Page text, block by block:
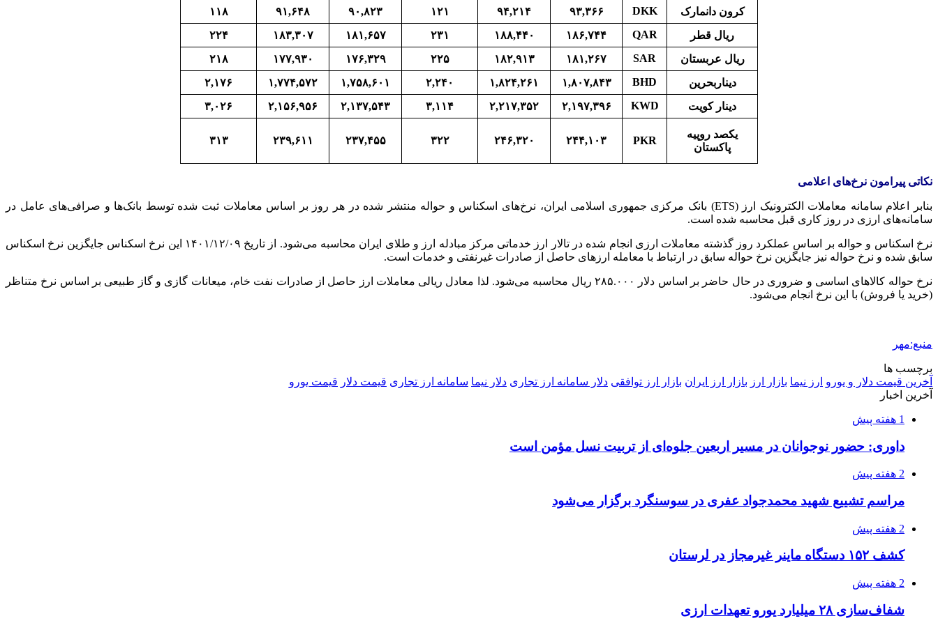
کرون دانمارک
DKK ۹۳,۳۶۶ ۹۴,۲۱۴ ۱۲۱ ۹۰,۸۲۳ ۹۱,۶۴۸
۱۱۸
ریال قطر
QAR ۱۸۶,۷۴۴ ۱۸۸,۴۴۰ ۲۳۱ ۱۸۱,۶۵۷ ۱۸۳,۳۰۷
۲۲۴
ریال عربستان
SAR ۱۸۱,۲۶۷ ۱۸۲,۹۱۳ ۲۲۵ ۱۷۶,۳۲۹ ۱۷۷,۹۳۰
۲۱۸
دیناربحرین
BHD ۱,۸۰۷,۸۴۳ ۱,۸۲۴,۲۶۱ ۲,۲۴۰ ۱,۷۵۸,۶۰۱ ۱,۷۷۴,۵۷۲
۲,۱۷۶
دینار کویت
KWD ۲,۱۹۷,۳۹۶ ۲,۲۱۷,۳۵۲ ۳,۱۱۴ ۲,۱۳۷,۵۴۳ ۲,۱۵۶,۹۵۶ ۳,۰۲۶
یکصد روپیه
پاکستان
PKR ۲۴۴,۱۰۳ ۲۴۶,۳۲۰ ۳۲۲ ۲۳۷,۴۵۵ ۲۳۹,۶۱۱ ۳۱۳
نکاتی پیرامون نرخ‌های اعلامی
بنابر
اعلام سامانه معاملات الکترونیک ارز (ETS) بانک مرکزی جمهوری اسلامی ایران، نرخ‌های اسکناس و حواله منتشر شده در هر روز بر اساس معاملات ثبت شده توسط بانک‌ها و صرافی‌های عامل در
سامانه‌های ارزی در روز کاری قبل محاسبه شده است.
نرخ اسکناس و حواله بر اساس عملکرد روز گذشته معاملات ارزی انجام شده در تالار ارز خدماتی مرکز مبادله ارز و طلای ایران محاسبه می‌شود. از تاریخ ۰۹/‏۱۲/‏۱۴۰۱‬ این نرخ اسکناس جایگزین نرخ اسکناس
سابق شده و نرخ حواله نیز جایگزین نرخ حواله سابق در ارتباط با معامله ارزهای حاصل از صادرات غیرنفتی و خدمات است.
نرخ حواله کالاهای اساسی و ضروری در حال حاضر بر اساس دلار ۲۸۵.۰۰۰ ریال محاسبه می‌شود. لذا معادل ریالی معاملات ارز حاصل از صادرات نفت خام، میعانات گازی و گاز طبیعی بر اساس نرخ متناظر
(خرید یا فروش) با این نرخ انجام می‌شود.
منبع:مهر
برچسب ها
آخرین قیمت دلار و یورو ارز نیما بازار ارز بازار ارز ایران بازار ارز توافقی دلار سامانه ارز تجاری دلار نیما سامانه ارز تجاری قیمت دلار قیمت یورو
آخرین اخبار
1 هفته پیش
داوری: حضور نوجوانان در مسیر اربعین جلوه‌ای از تربیت نسل مؤمن است
2 هفته پیش
مراسم تشییع شهید محمدجواد عفری در سوسنگرد برگزار می‌شود
2 هفته پیش
کشف ۱۵۲ دستگاه ماینر غیرمجاز در لرستان
2 هفته پیش
شفاف‌سازی ۲۸ میلیارد یورو تعهدات ارزی